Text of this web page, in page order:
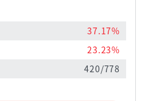
37.17%
23.23%
420/778